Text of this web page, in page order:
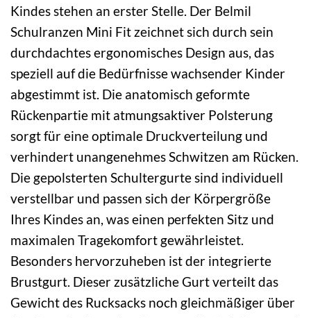
Kindes stehen an erster Stelle. Der Belmil
Schulranzen Mini Fit zeichnet sich durch sein
durchdachtes ergonomisches Design aus, das
speziell auf die Bedürfnisse wachsender Kinder
abgestimmt ist. Die anatomisch geformte
Rückenpartie mit atmungsaktiver Polsterung
sorgt für eine optimale Druckverteilung und
verhindert unangenehmes Schwitzen am Rücken.
Die gepolsterten Schultergurte sind individuell
verstellbar und passen sich der Körpergröße
Ihres Kindes an, was einen perfekten Sitz und
maximalen Tragekomfort gewährleistet.
Besonders hervorzuheben ist der integrierte
Brustgurt. Dieser zusätzliche Gurt verteilt das
Gewicht des Rucksacks noch gleichmäßiger über